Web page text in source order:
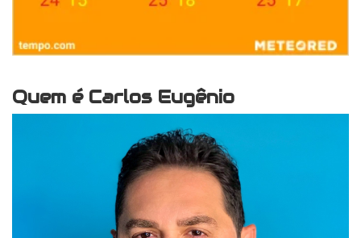
Quem é Carlos Eugênio